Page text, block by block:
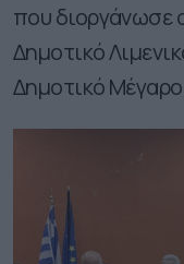
που διοργάνωσε
Δημοτικό
Δημοτικό